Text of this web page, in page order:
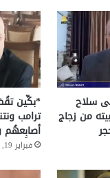
سلاح
من زجاج
*بكِّين
ترامب
فبراير 19, 2026